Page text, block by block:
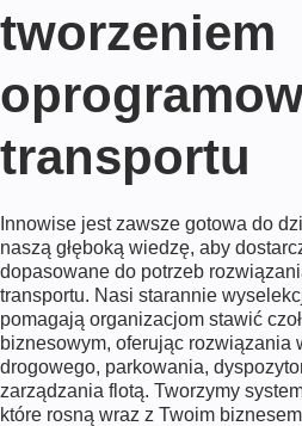
tworzeniem
transportu
Innowise jest zawsze gotowa do
naszą głęboką wiedzę, aby
dopasowane do potrzeb
transportu. Nasi starannie
pomagają organizacjom stawić
biznesowym, oferując rozwiązania
drogowego, parkowania,
zarządzania flotą. Tworzymy
które rosną wraz z Twoim